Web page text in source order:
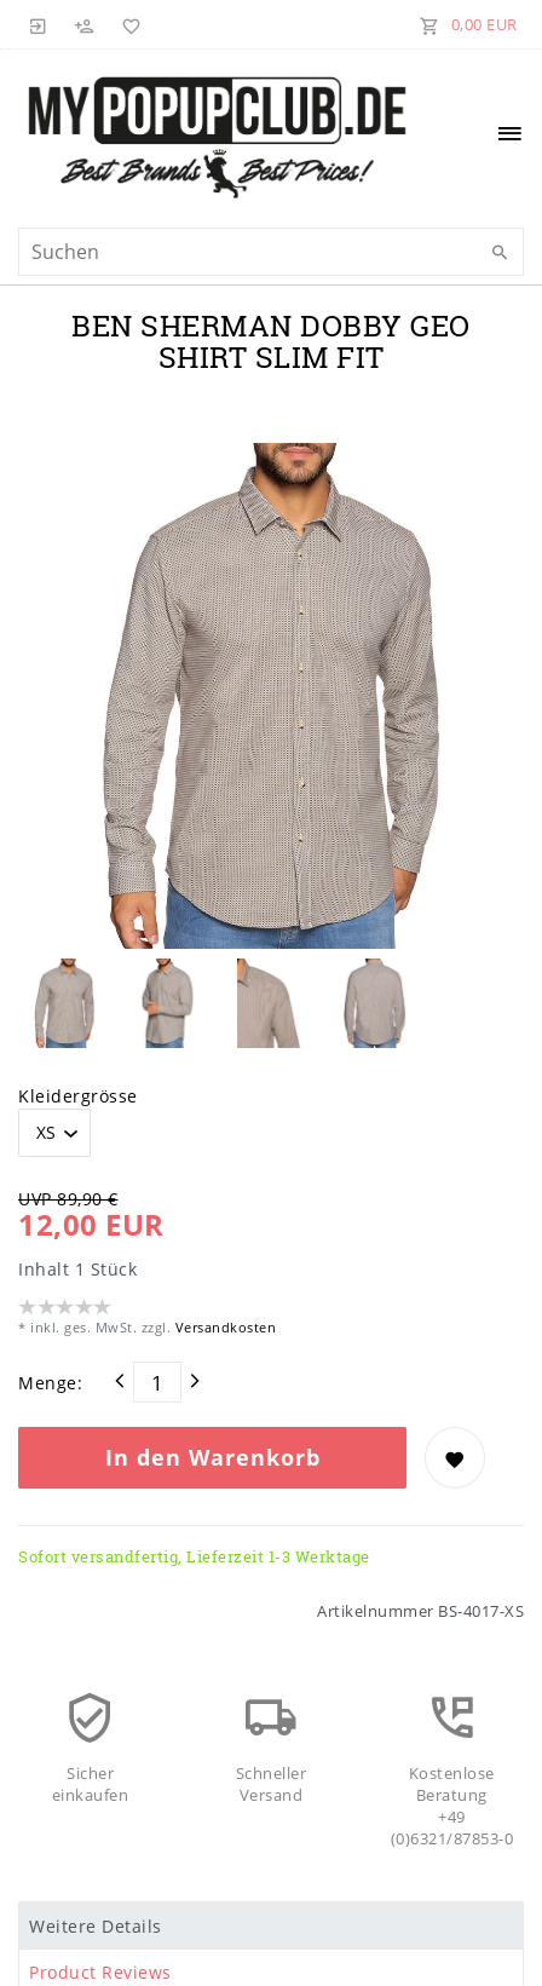
0,00 EUR
BEN SHERMAN DOBBY GEO
SHIRT SLIM FIT
Kleidergrösse
UVP 89,90 €
12,00 EUR
Inhalt 1 Stück
* inkl. ges. MwSt. zzgl. Versandkosten
Menge:
In den Warenkorb
Sofort versandfertig, Lieferzeit 1-3 Werktage
Artikelnummer BS-4017-XS
Sicher
einkaufen
Schneller
Versand
Kostenlose
Beratung
+49
(0)6321/87853-0
Weitere Details
Product Reviews